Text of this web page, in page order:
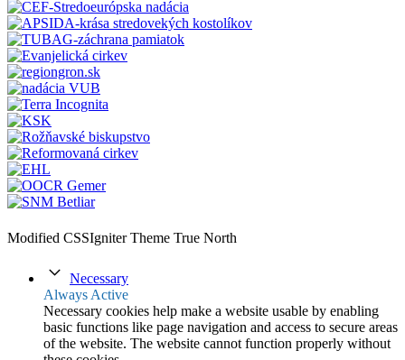
Modified CSSIgniter Theme True North
Necessary
Always Active
Necessary cookies help make a website usable by enabling
basic functions like page navigation and access to secure areas
of the website. The website cannot function properly without